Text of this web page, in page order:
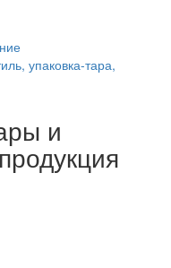
упаковка-тара,
и